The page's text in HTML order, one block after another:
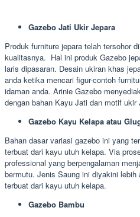
Gazebo Jati Ukir Jepara
Produk furniture jepara telah tersohor
kualitasnya. Hal ini produk Gazebo
laris dipasaran. Desain ukiran khas
anda ketika mencari figur-contoh
idaman anda. Arinie Gazebo
dengan bahan Kayu Jati dan motif ukir
Gazebo Kayu Kelapa atau
Bahan dasar variasi gazebo ini yang
terbuat dari kayu utuh kelapa. Via
professional yang berpengalaman
bermutu. Jenis Saung ini diyakini
terbuat dari kayu utuh kelapa.
Gazebo Bambu